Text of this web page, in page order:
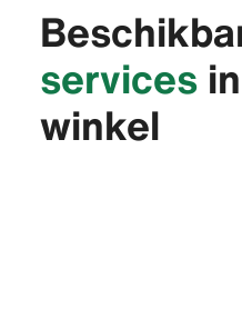
services
winkel